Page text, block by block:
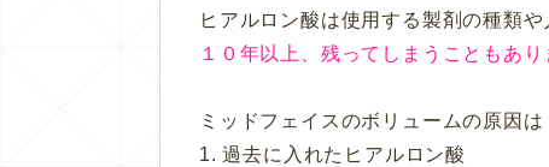
ヒアルロン酸は使用する製剤の種類や
１０年以上、残ってしまうこともあり
ミッドフェイスのボリュームの原因は
1. 過去に入れたヒアルロン酸